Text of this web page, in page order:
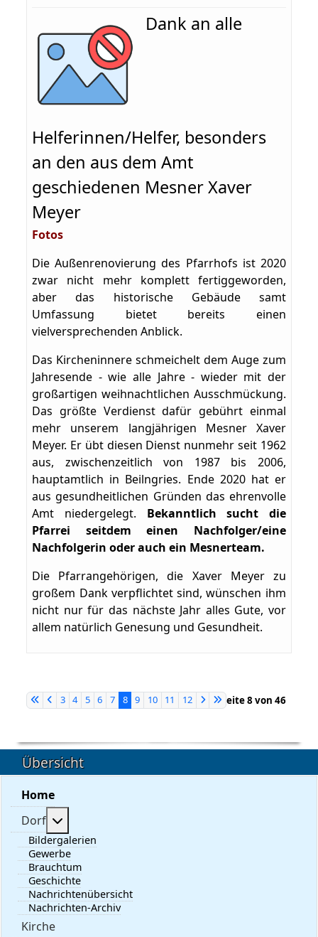
Übersicht
Home
Dorf
Bildergalerien
Gewerbe
Brauchtum
Geschichte
Nachrichtenübersicht
Nachrichten-Archiv
Kirche
Dank an alle
Helferinnen/Helfer, besonders
an den aus dem Amt
geschiedenen Mesner Xaver
Meyer
Fotos
Die Außenrenovierung des Pfarrhofs ist 2020
zwar nicht mehr komplett fertiggeworden,
aber das historische Gebäude samt
Umfassung bietet bereits einen
vielversprechenden Anblick.
Das Kircheninnere schmeichelt dem Auge zum
Jahresende - wie alle Jahre - wieder mit der
großartigen weihnachtlichen Ausschmückung.
Das größte Verdienst dafür gebührt einmal
mehr unserem langjährigen Mesner Xaver
Meyer. Er übt diesen Dienst nunmehr seit 1962
aus, zwischenzeitlich von 1987 bis 2006,
hauptamtlich in Beilngries. Ende 2020 hat er
aus gesundheitlichen Gründen das ehrenvolle
Amt niedergelegt. Bekanntlich sucht die
Pfarrei seitdem einen Nachfolger/eine
Nachfolgerin oder auch ein Mesnerteam.
Die Pfarrangehörigen, die Xaver Meyer zu
großem Dank verpflichtet sind, wünschen ihm
nicht nur für das nächste Jahr alles Gute, vor
allem natürlich Genesung und Gesundheit.
Seite 8 von 46
3 4 5 6 7 8 9 10 11 12